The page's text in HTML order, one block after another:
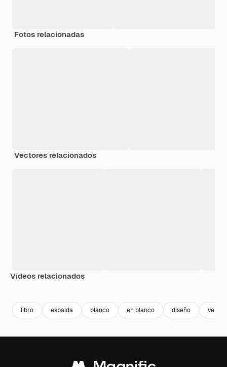
Fotos relacionadas
Vectores relacionados
Vídeos relacionados
libro espalda blanco en blanco diseño